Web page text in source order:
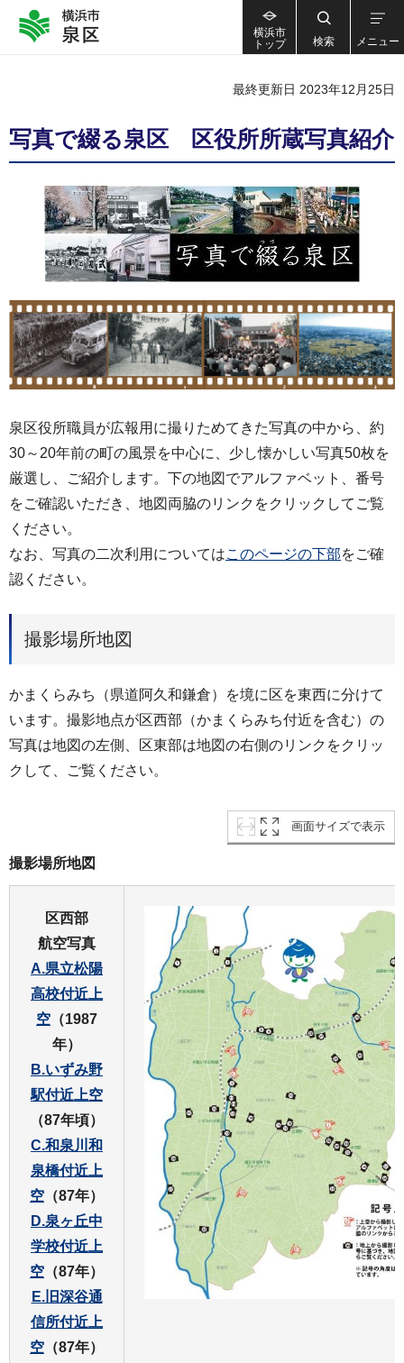
横浜市
トップ
検索 メニュー
最終更新日 2023年12月25日
写真で綴る泉区 区役所所蔵写真紹介
泉区役所職員が広報用に撮りためてきた写真の中から、約
30～20年前の町の風景を中心に、少し懐かしい写真50枚を
厳選し、ご紹介します。下の地図でアルファベット、番号
をご確認いただき、地図両脇のリンクをクリックしてご覧
ください。
なお、写真の二次利用についてはこのページの下部をご確
認ください。
撮影場所地図
かまくらみち（県道阿久和鎌倉）を境に区を東西に分けて
います。撮影地点が区西部（かまくらみち付近を含む）の
写真は地図の左側、区東部は地図の右側のリンクをクリッ
クして、ご覧ください。
画面サイズで表示
撮影場所地図
区西部
航空写真
A.県立松陽
高校付近上
空 （1987
年）
B.いずみ野
駅付近上空
（87年頃）
C.和泉川和
泉橋付近上
空 （87年）
D.泉ヶ丘中
学校付近上
空 （87年）
E.旧深谷通
信所付近上
空 （87年）